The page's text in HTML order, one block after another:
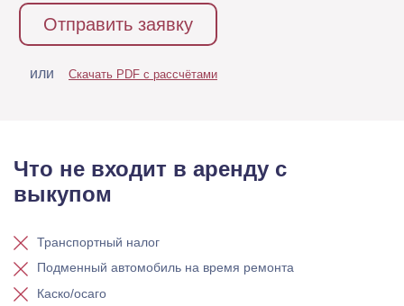
Отправить заявку
или Скачать PDF с рассчётами
Что не входит в аренду с
выкупом
Транспортный налог
Подменный автомобиль на время ремонта
Каско/осаго